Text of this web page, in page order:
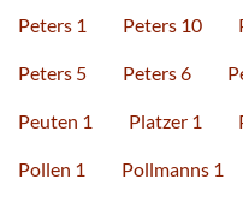
Peters 1 Peters 10
Peters 5 Peters 6
Peuten 1 Platzer 1
Pollen 1 Pollmanns 1